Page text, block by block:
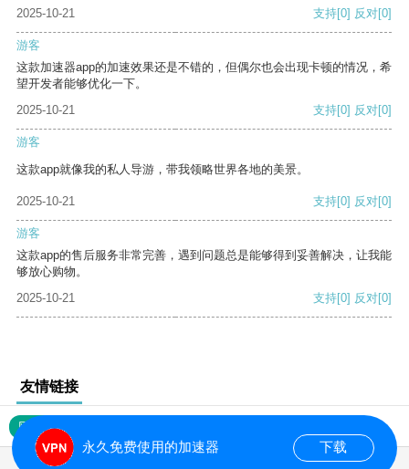
2025-10-21
支持[0] 反对[0]
游客
这款加速器app的加速效果还是不错的，但偶尔也会出现卡顿的情况，希
望开发者能够优化一下。
2025-10-21
支持[0] 反对[0]
游客
这款app就像我的私人导游，带我领略世界各地的美景。
2025-10-21 支持[0] 反对[0]
游客
这款app的售后服务非常完善，遇到问题总是能够得到妥善解决，让我能
够放心购物。
2025-10-21
支持[0] 反对[0]
友情链接
网站地图
永久免费使用的加速器 下载